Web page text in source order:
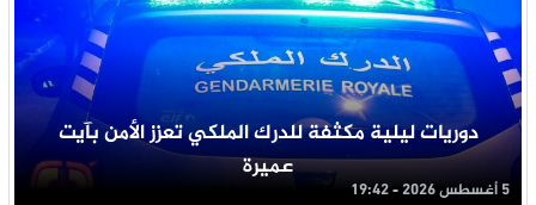
دوريات ليلية مكثفة للدرك الملكي تعزز الأمن بآيت
عميرة
5 أغسطس 2026 - 19:42